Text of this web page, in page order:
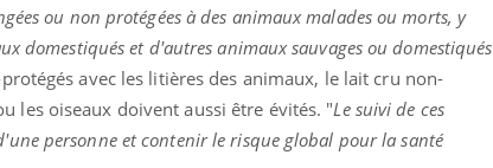
ou non protégées à des animaux malades ou morts, y
domestiqués et d'autres animaux sauvages ou domestiqués
avec les litières des animaux, le lait cru non-
les oiseaux doivent aussi être évités. "Le suivi de ces
personne et contenir le risque global pour la santé